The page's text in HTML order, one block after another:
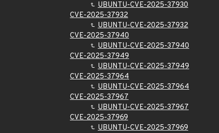
UBUNTU-CVE-2025-37930
CVE-2025-37932
UBUNTU-CVE-2025-37932
CVE-2025-37940
UBUNTU-CVE-2025-37940
CVE-2025-37949
UBUNTU-CVE-2025-37949
CVE-2025-37964
UBUNTU-CVE-2025-37964
CVE-2025-37967
UBUNTU-CVE-2025-37967
CVE-2025-37969
UBUNTU-CVE-2025-37969